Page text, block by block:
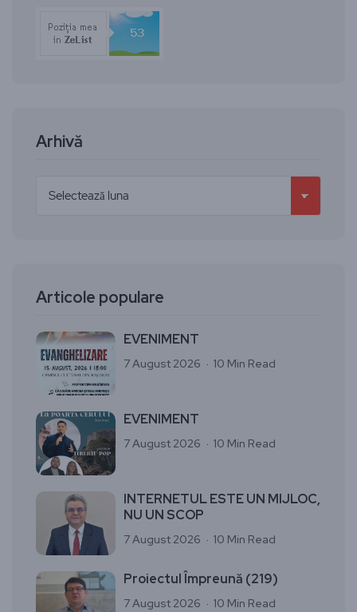
Arhivă
Articole populare
EVENIMENT
7 August 2026 10 Min Read
EVENIMENT
7 August 2026 10 Min Read
INTERNETUL ESTE UN MIJLOC,
NU UN SCOP
7 August 2026 10 Min Read
Proiectul Împreună (219)
7 August 2026 10 Min Read